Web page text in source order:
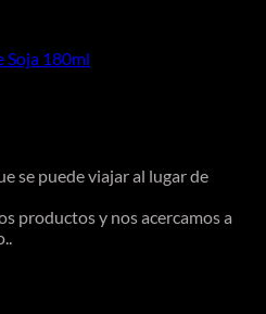
Soja 180ml
se puede viajar al lugar de
productos y nos acercamos a